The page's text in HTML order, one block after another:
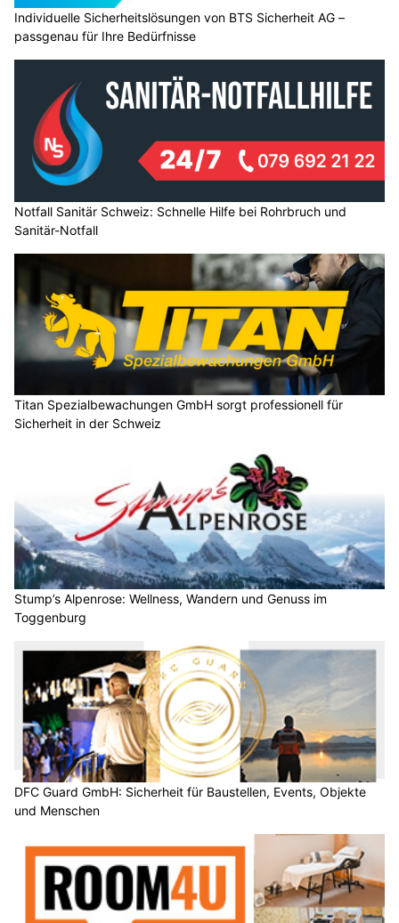
Individuelle Sicherheitslösungen von BTS Sicherheit AG –
passgenau für Ihre Bedürfnisse
Notfall Sanitär Schweiz: Schnelle Hilfe bei Rohrbruch und
Sanitär-Notfall
Titan Spezialbewachungen GmbH sorgt professionell für
Sicherheit in der Schweiz
Stump’s Alpenrose: Wellness, Wandern und Genuss im
Toggenburg
DFC Guard GmbH: Sicherheit für Baustellen, Events, Objekte
und Menschen